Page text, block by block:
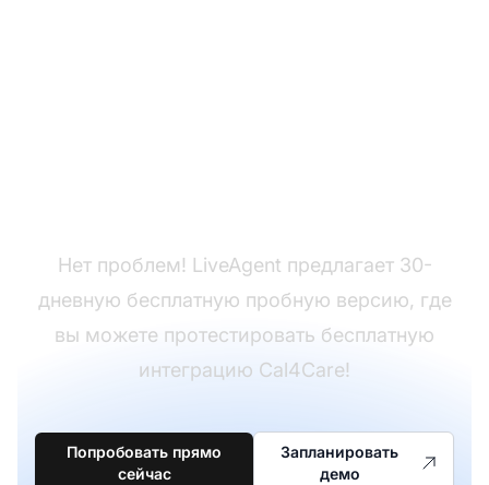
Нет проблем! LiveAgent предлагает 30-
дневную бесплатную пробную версию, где
вы можете протестировать бесплатную
интеграцию Cal4Care!
Попробовать прямо
сейчас
Запланировать
демо